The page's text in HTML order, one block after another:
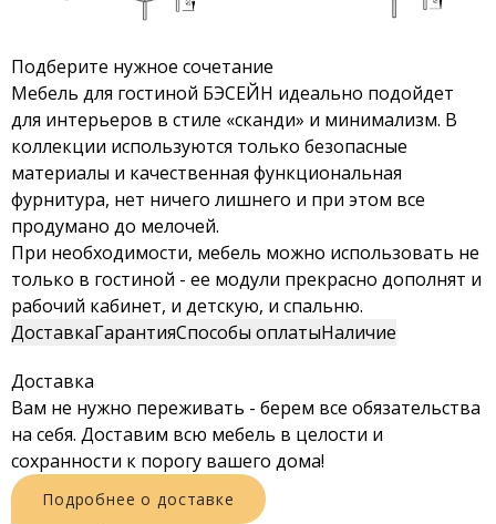
Подберите нужное сочетание
Мебель для гостиной БЭСЕЙН идеально подойдет
для интерьеров в стиле «сканди» и минимализм. В
коллекции используются только безопасные
материалы и качественная функциональная
фурнитура, нет ничего лишнего и при этом все
продумано до мелочей.
При необходимости, мебель можно использовать не
только в гостиной - ее модули прекрасно дополнят и
рабочий кабинет, и детскую, и спальню.
ДоставкаГарантияСпособы оплатыНаличие
Доставка
Вам не нужно переживать - берем все обязательства
на себя. Доставим всю мебель в целости и
сохранности к порогу вашего дома!
Подробнее о доставке